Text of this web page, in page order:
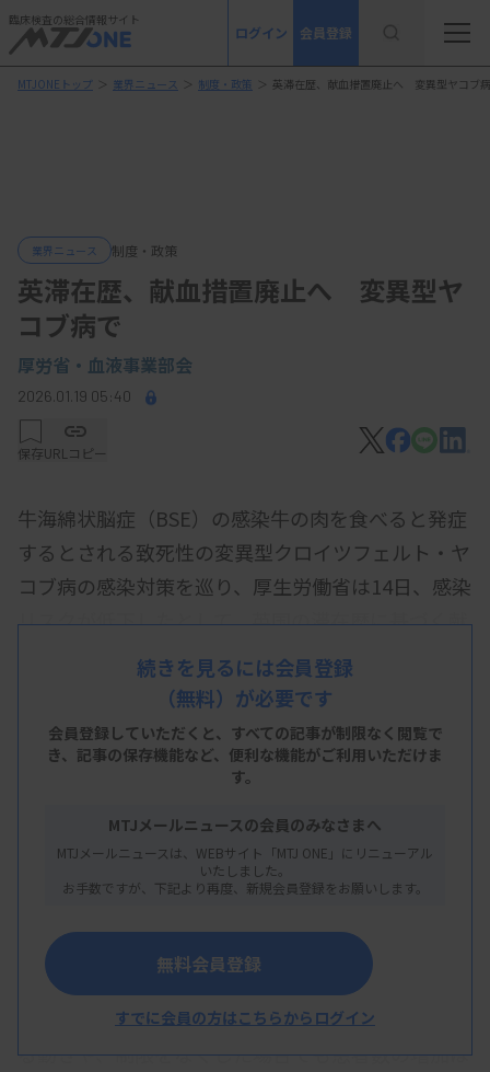
臨床検査の総合情報サイト
ログイン 会員登録
MTJONEトップ ＞ 業界ニュース ＞ 制度・政策 ＞ 英滞在歴、献血措置廃止へ 変異型ヤコブ
業界ニュース 制度・政策
英滞在歴、献血措置廃止へ 変異型ヤ
コブ病で
厚労省・血液事業部会
2026.01.19 05:40
保存URLコピー
牛海綿状脳症（BSE）の感染牛の肉を食べると発症
するとされる致死性の変異型クロイツフェルト・ヤ
コブ病の感染対策を巡り、厚生労働省は14日、感染
リスクが低下したとして、英国の滞在歴に基づく献
血禁止措置を今秋にも廃止する方針を固めた。英国
以外の欧州諸国などの滞在歴についても制限を撤廃
する。
1980年代後半に英国を中心に発生したBSE流行を受
開始。05年に英国滞在歴がある国内初の感染例が確
認され、「1980～96年に英国に1日以上滞在した
人」の献血が禁止になり、2010年に期間が1カ月以
上に緩和された。
措置の見直し案が厚労省の血液事業部会調査会に示
され、了承された。米国などで制限撤廃が進んでい
る動きや、制限をなくした場合でも患者数の増加は
続きを見るには会員登録
（無料）が必要です
会員登録していただくと、すべての記事が制限なく閲覧で
き、 記事の保存機能など、便利な機能がご利用いただけま
す。
MTJメールニュースの会員のみなさまへ
MTJメールニュースは、WEBサイト「MTJ ONE」にリニューアル
いたしました。
お手数ですが、下記より再度、新規会員登録をお願いします。
無料会員登録
すでに会員の方はこちらからログイン